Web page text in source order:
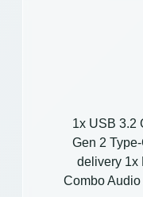
1x USB 3.2
Gen 2
delivery 1x
Combo